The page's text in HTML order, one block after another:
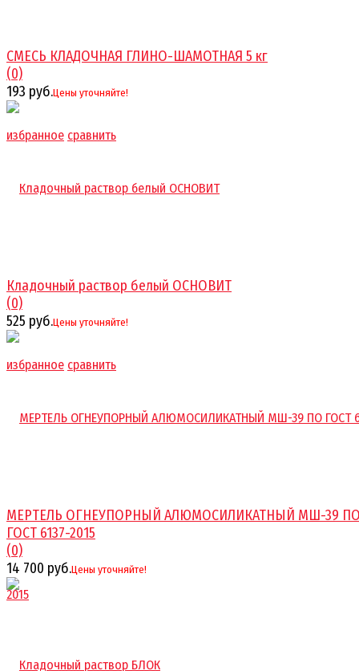
избранное сравнить
СМЕСЬ КЛАДОЧНАЯ ГЛИНО-ШАМОТНАЯ 5 кг
(0)
193 руб.Цены уточняйте!
избранное сравнить
Кладочный раствор белый ОСНОВИТ
(0)
525 руб.Цены уточняйте!
МЕРТЕЛЬ ОГНЕУПОРНЫЙ АЛЮМОСИЛИКАТНЫЙ МШ-39
ГОСТ 6137-2015
(0)
14 700 руб.Цены уточняйте!